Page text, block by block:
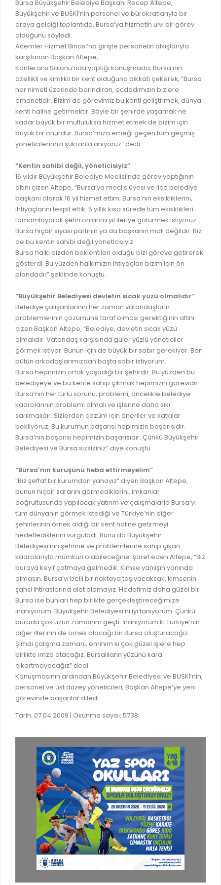
BİLGİ EDİNME
MECLİS
MECLİS ÜYELERİ
KOMİSYON ÜYELERİ
MECLİS KARARLARI
MECLİS GÜNDEMİ VE KARAR ÖZETLERİ
YAYIN / PLAN / RAPOR
STRATEJİK PLANLAR
BÜTÇE
FAALİYET RAPORLARI
KESİN HESAPLAR
GELİR TARİFESİ
İMAR PLANI DEĞİŞİKLİKLERİ
UKOME TOPLANTILARI
FOTOĞRAF GALERİSİ
BURSA GÜNLÜĞÜ DERGİSİ
AYKOME KARARLARI
BURSA YAYINLARI
YÖNETİM SİSTEMLERİ
VİZYON & MİSYON
POLİTİKALARIMIZ
ENTEGRE YÖNETIM SISTEMI
KALITE BELGELERIMIZ
KVKK AYDINLATMA METNI
KAMU HİZMET STANDARTLARI (KAHİS)
YANGIN SİGORTA E-BEYANNAME
BAŞVURU / KAYIT / SORGU
ORKESTRA KAYIT
SEYAHAT KARTI SORGULAMA
BURSA AKADEMİ
ÜCRETSİZ WİFİ NOKTALARI
İTFAİYE RAPORU
ONLİNE KATI ATIK BAŞVURUSU
İTFAİYE OLAY KAYDI BAŞVURUSU
BADEM KAYIT
İHALE İLANLARI
DOĞRUDAN TEMİN İLANLARI
EVRAK TAKİBİ
MEZARLIK BİLGİ SİSTEMİ
GENEL EVRAK KAYIT
BAĞLANTILAR
WEB - MOBIL UYGULAMALARIMIZ
KURUM İÇİ UYGULAMALAR
E-DEVLET KAPISI
NÖBETÇİ ECZANELER
HAL FİYATLARI
SANAL TURLAR
KURUMLAR
RUHSATLI HAFRİYAT ALANLARI
ŞİKAYET TAKİBİ (KURUMLAR)
MÜHENDİS, MİMAR VE SÜRVEYAN KAYITLARI (İLÇE
MÜHENDİS, MİMAR VE SÜRVEYAN KAYITLARI
VEFAT KAYDI GİRİŞİ (İLÇE BELEDİYELER)
YER SEÇİM BELGESİ, MOBİL VE SAHA DOLABI BAŞVURULARI
GÜNLÜK KAZI ÇALIŞMALARI
TARIMSAL AMAÇLI METEOROLOJİ İSTASYON VERİLERİ
Bursa Büyükşehir Belediye Başkanı Recep Altepe,
Büyükşehir ve BUSKİ’nin personel ve bürokratlarıyla bir
araya geldiği toplantıda, Bursa’ya hizmetin ulvi bir görev
olduğunu söyledi.
Acemler Hizmet Binası’na girişte personelin alkışlarıyla
karşılanan Başkan Altepe,
Konferans Salonu’nda yaptığı konuşmada, Bursa’nın
özellikli ve kimlikli bir kent olduğuna dikkati çekerek, “Bursa
her nimeti üzerinde barındıran, ecdadımızın bizlere
emanetidir. Bizim de görevimiz bu kenti geliştirmek, dünya
kenti haline getirmektir. Böyle bir şehirde yaşamak ne
kadar büyük bir mutluluksa hizmet etmek de bizim için
büyük bir onurdur. Bursa’mıza emeği geçen tüm geçmiş
yöneticilerimizi şükranla anıyoruz” dedi.
“Kentin sahibi değil, yöneticisiyiz”
16 yıldır Büyükşehir Belediye Meclisi’nde görev yaptığının
altını çizen Altepe, “Bursa’ya meclis üyesi ve ilçe belediye
başkanı olarak 16 yıl hizmet ettim. Bursa’nın eksikliklerini,
ihtiyaçlarını tespit ettik. 5 yıllık kısa sürede tüm eksiklikleri
tamamlayarak şehri onlarca yıl ileriye götürmek istiyoruz.
Bursa hiçbir siyasi partinin ya da başkanın malı değildir. Biz
de bu kentin sahibi değil yöneticisiyiz.
Bursa halkı bizden beklentileri olduğu bizi göreve getirerek
gösterdi. Bu yüzden halkımızın ihtiyaçları bizim için ön
plandadır” şeklinde konuştu.
“Büyükşehir Belediyesi devletin sıcak yüzü olmalıdır”
Belediye çalışanlarının her zaman vatandaşların
problemlerinin çözümüne taraf olması gerektiğinin altını
çizen Başkan Altepe, “Belediye, devletin sıcak yüzü
olmalıdır. Vatandaş karşısında güler yüzlü yöneticiler
görmek istiyor. Bunun için de büyük bir sabır gerekiyor. Ben
bütün arkadaşlarımızdan başta sabır istiyorum.
Bursa hepimizin ortak yaşadığı bir şehirdir. Bu yüzden bu
belediyeye ve bu kente sahip çıkmak hepimizin görevidir.
Bursa’nın her türlü sorunu, problemi, öncelikle belediye
kadrolarının problemi olmalı ve işlerine daha sıkı
sarılmalıdır. Sizlerden çözüm için öneriler ve katkılar
bekliyoruz. Bu kurumun başarısı hepimizin başarısıdır.
Bursa’nın başarısı hepimizin başarısıdır. Çünkü Büyükşehir
Belediyesi ve Bursa sizsiziniz” diye konuştu.
“Bursa’nın kuruşunu heba ettirmeyelim”
“Biz şeffaf bir kurumdan yanayız” diyen Başkan Altepe,
bunun hiçbir zararını görmediklerini, imkanlar
doğrultusunda yapılacak yatırım ve çalışmalarla Bursa’yı
tüm dünyanın görmek istediği ve Türkiye’nin diğer
şehirlerinin örnek aldığı bir kent haline getirmeyi
hedeflediklerini vurguladı. Bunu da Büyükşehir
Belediyesi’nin şehrine ve problemlerine sahip çıkan
kadrolarıyla mümkün olabileceğine işaret eden Altepe, “Biz
buraya keyif çatmaya gelmedik. Kimse yanlışın yanında
olmasın. Bursa’yı belli bir noktaya taşıyacaksak, kimsenin
şahsi ihtiraslarına alet olamayız. Hedefimiz daha güzel bir
Bursa ise bunları hep birlikte gerçekleştireceğimize
inanıyorum. Büyükşehir Belediyesi’ni iyi tanıyorum. Çünkü
burada çok uzun zamanım geçti. İnanıyorum ki Türkiye’nin
diğer illerinin de örnek alacağı bir Bursa oluşturacağız.
Şimdi çalışma zamanı, eminim ki çok güzel işlere hep
birlikte imza atacağız. Bursalıların yüzünü kara
çıkartmayacağız” dedi.
Konuşmasının ardından Büyükşehir Belediyesi ve BUSKİ’nin,
personel ve üst düzey yöneticileri, Başkan Altepe’ye yeni
görevinde başarılar diledi.
Tarih: 07.04.2009 | Okunma sayısı: 5738